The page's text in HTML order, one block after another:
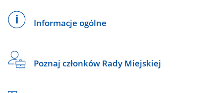
Informacje ogólne
Poznaj członków Rady Miejskiej